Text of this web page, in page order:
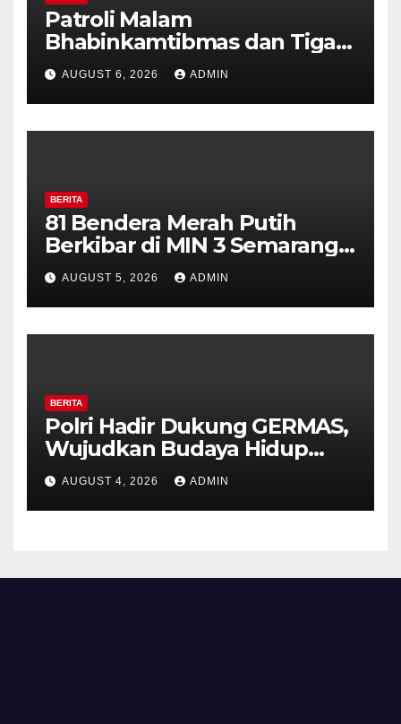
Patroli Malam
Bhabinkamtibmas dan Tiga
Pilar Kelurahan Ungaran
Perkuat Kamtibmas, Warga
Diajak Aktifkan Ronda
AUGUST 6, 2026 ADMIN
BERITA
81 Bendera Merah Putih
Berkibar di MIN 3 Semarang,
Bhabinkamtibmas Desa
Timpik Hadiri Peringatan
HUT ke-81 Kemerdekaan RI
AUGUST 5, 2026 ADMIN
BERITA
Polri Hadir Dukung GERMAS,
Wujudkan Budaya Hidup
Sehat di Kecamatan Pabelan
AUGUST 4, 2026 ADMIN